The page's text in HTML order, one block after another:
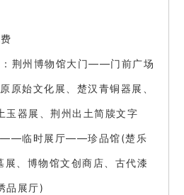
荆州博物馆大门——门前广场
始文化展、楚汉青铜器展、
玉器展、荆州出土简牍文字
)——临时展厅——珍品馆(楚乐
、博物馆文创商店、古代漆
品展厅)